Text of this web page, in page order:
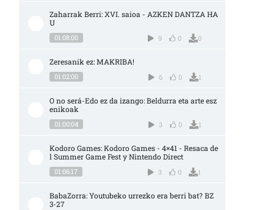
Zaharrak Berri: XVI. saioa - AZKEN DANTZA HA
U
01:08:00 9 0 0
Zeresanik ez: MAKRIBA!
01:02:00 6 0 1
O no será-Edo ez da izango: Beldurra eta arte esz
enikoak
01:00:04 3 0 1
Kodoro Games: Kodoro Games - 4×41 - Resaca de
l Summer Game Fest y Nintendo Direct
01:06:17 3 0 1
BabaZorra: Youtubeko urrezko era berri bat? BZ
3-27